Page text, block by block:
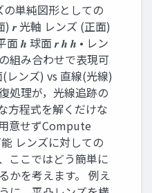
単純図形としての
𝒓 光軸 レンズ (正面)
面 𝒉 球面 𝒓 𝒉 𝒉 • レン
組み合わせで表現可
レンズ) vs 直線(光線)
処理が，光線追跡の
方程式を解くだけな
意せずCompute
レンズに対しての
ここではどう簡単に
かを考えます。 例え